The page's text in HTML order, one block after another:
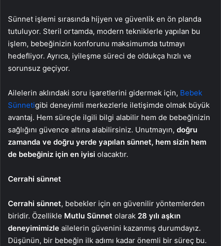
Sünnet işlemi sırasında hijyen ve güvenlik en ön planda
tutuluyor. Steril ortamda, modern tekniklerle yapılan bu
işlem, bebeğinizin konforunu maksimumda tutmayı
hedefliyor. Ayrıca, iyileşme süreci de oldukça hızlı ve
sorunsuz geçiyor.
Ailelerin aklındaki soru işaretlerini gidermek için, Bebek
Sünnetigibi deneyimli merkezlerle iletişimde olmak büyük
avantaj. Hem süreçle ilgili bilgi alabilir hem de bebeğinizin
sağlığını güvence altına alabilirsiniz. Unutmayın, doğru
zamanda ve doğru yerde yapılan sünnet, hem sizin hem
de bebeğiniz için en iyisi olacaktır.
Cerrahi sünnet
Cerrahi sünnet, bebekler için en güvenilir yöntemlerden
biridir. Özellikle Mutlu Sünnet olarak 28 yılı aşkın
deneyimimizle ailelerin güvenini kazanmış durumdayız.
Düşünün, bir bebeğin ilk adımı kadar önemli bir süreç bu.